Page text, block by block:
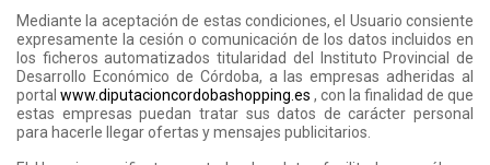
Mediante la aceptación de estas condiciones, el Usuario consiente
expresamente la cesión o comunicación de los datos incluidos en
los ficheros automatizados titularidad del Instituto Provincial de
Desarrollo Económico de Córdoba, a las empresas adheridas al
portal www.diputacioncordobashopping.es , con la finalidad de que
estas empresas puedan tratar sus datos de carácter personal
para hacerle llegar ofertas y mensajes publicitarios.